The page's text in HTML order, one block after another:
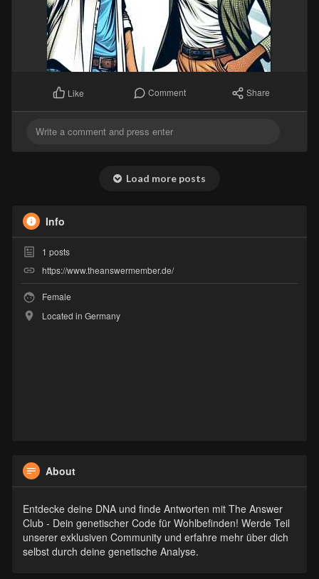
Like Comment Share
Load more posts
Info
1 posts
https://www.theanswermember.de/
Female
Located in Germany
About
Entdecke deine DNA und finde Antworten mit The Answer
Club - Dein genetischer Code für Wohlbefinden! Werde Teil
unserer exklusiven Community und erfahre mehr über dich
selbst durch deine genetische Analyse.